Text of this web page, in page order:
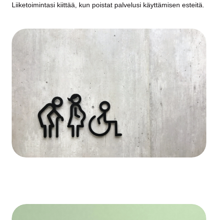
Liiketoimintasi kiittää, kun poistat palvelusi käyttämisen esteitä.